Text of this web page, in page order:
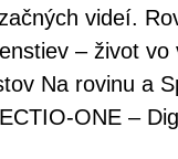
videí.
– život
Na rovinu a
ONE –